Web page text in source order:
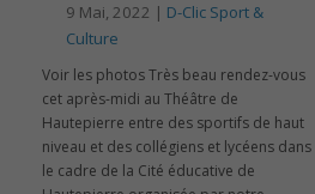
9 Mai, 2022 | D-Clic Sport &
Culture
Voir les photos Très beau rendez-vous
cet après-midi au Théâtre de
Hautepierre entre des sportifs de haut
niveau et des collégiens et lycéens dans
le cadre de la Cité éducative de